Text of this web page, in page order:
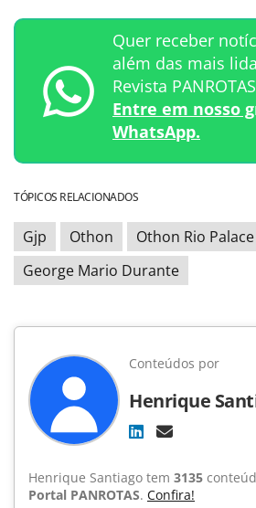
Quer receber
além das mais
Revista
Entre em nosso
WhatsApp.
TÓPICOS RELACIONADOS
Gjp Othon
Othon Rio Palace
George Mario Durante
Conteúdos por
Henrique
Henrique Santiago tem 3135
Portal PANROTAS. Confira!